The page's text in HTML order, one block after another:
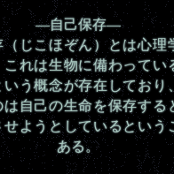
—自己保存—
（じこほぞん）とは心理
れは生物に備わってい
う概念が存在しており
自己の生命を保存する
ようとしているという
ある。